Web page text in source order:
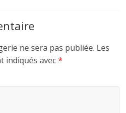
ne sera pas publiée. Les
indiqués avec*